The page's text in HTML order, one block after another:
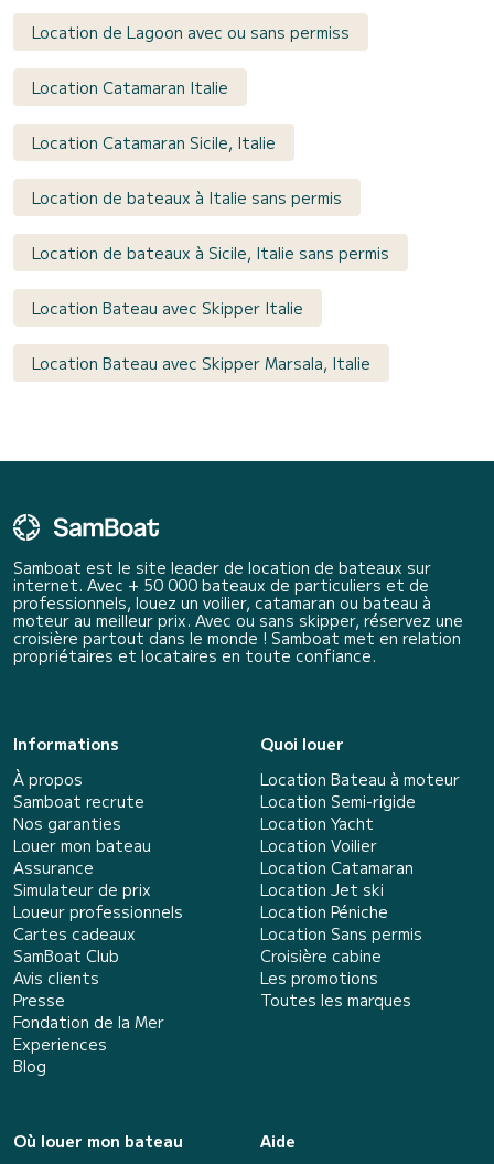
Location de Lagoon avec ou sans permiss
Location Catamaran Italie
Location Catamaran Sicile, Italie
Location de bateaux à Italie sans permis
Location de bateaux à Sicile, Italie sans permis
Location Bateau avec Skipper Italie
Location Bateau avec Skipper Marsala, Italie
Samboat est le site leader de location de bateaux sur
internet. Avec + 50 000 bateaux de particuliers et de
professionnels, louez un voilier, catamaran ou bateau à
moteur au meilleur prix. Avec ou sans skipper, réservez une
croisière partout dans le monde ! Samboat met en relation
propriétaires et locataires en toute confiance.
Informations
À propos
Samboat recrute
Nos garanties
Louer mon bateau
Assurance
Simulateur de prix
Loueur professionnels
Cartes cadeaux
SamBoat Club
Avis clients
Presse
Fondation de la Mer
Experiences
Blog
Quoi louer
Location Bateau à moteur
Location Semi-rigide
Location Yacht
Location Voilier
Location Catamaran
Location Jet ski
Location Péniche
Location Sans permis
Croisière cabine
Les promotions
Toutes les marques
Où louer mon bateau
Aide